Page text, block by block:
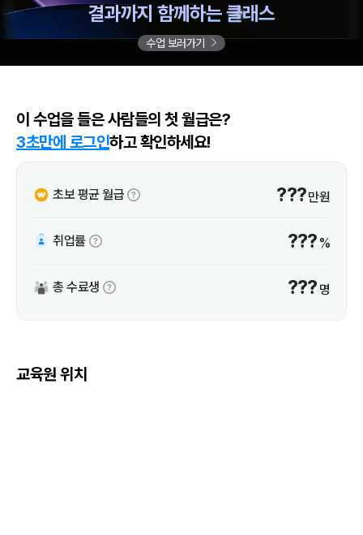
결과까지 함께하는 클래스
수업 보러가기
이 수업을 들은 사람들의 첫 월급은?
3초만에 로그인하고 확인하세요!
초보 평균 월급 ???만원
취업률 ??? %
총 수료생 ??? 명
교육원 위치